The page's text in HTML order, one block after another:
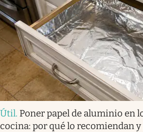
Útil. Poner papel de aluminio en
cocina: por qué lo recomiendan